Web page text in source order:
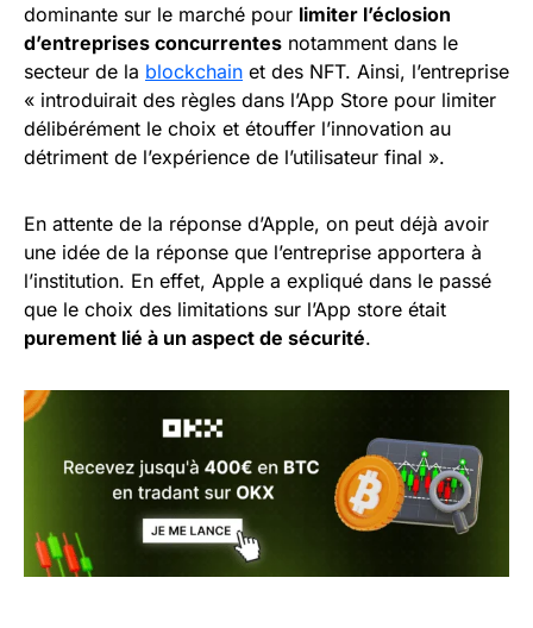
dominante sur le marché pour limiter l’éclosion
d’entreprises concurrentes notamment dans le
secteur de la blockchain et des NFT. Ainsi, l’entreprise
« introduirait des règles dans l’App Store pour limiter
délibérément le choix et étouffer l’innovation au
détriment de l’expérience de l’utilisateur final ».
En attente de la réponse d’Apple, on peut déjà avoir
une idée de la réponse que l’entreprise apportera à
l’institution. En effet, Apple a expliqué dans le passé
que le choix des limitations sur l’App store était
purement lié à un aspect de sécurité.